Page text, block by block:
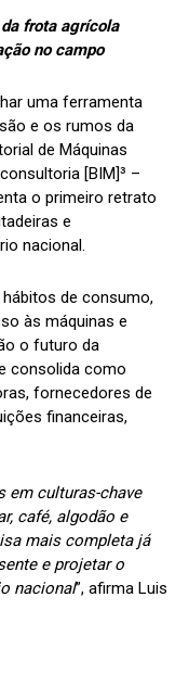
frota agrícola
no campo
uma ferramenta
e os rumos da
de Máquinas
[BIM]³ –
o primeiro retrato
e
nacional.
de consumo,
às máquinas e
o futuro da
consolida como
fornecedores de
financeiras,
em culturas-chave
café, algodão e
mais completa já
e projetar o
nacional”, afirma Luis